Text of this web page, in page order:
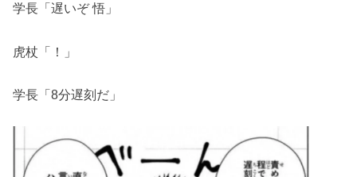
学長「遅いぞ 悟」
虎杖「！」
学長「8分遅刻だ」